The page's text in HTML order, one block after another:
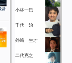
小林一巳
千代 治
外崎 生才
二代克之